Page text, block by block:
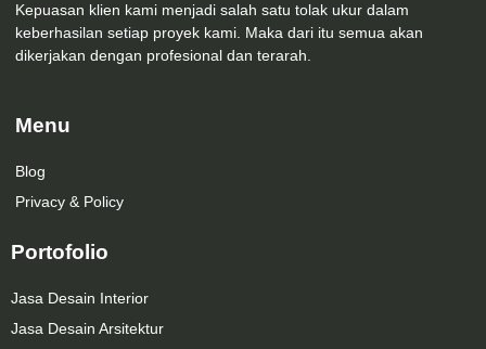
Kepuasan klien kami menjadi salah satu tolak ukur dalam
keberhasilan setiap proyek kami. Maka dari itu semua akan
dikerjakan dengan profesional dan terarah.
Menu
Blog
Privacy & Policy
Portofolio
Jasa Desain Interior
Jasa Desain Arsitektur